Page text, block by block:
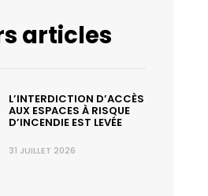
articles
L’INTERDICTION D’ACCÈS
AUX ESPACES À RISQUE
D’INCENDIE EST LEVÉE
31 JUILLET 2026